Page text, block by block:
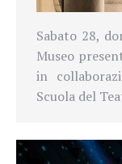
Sabato 28,
Museo
in
Scuola del